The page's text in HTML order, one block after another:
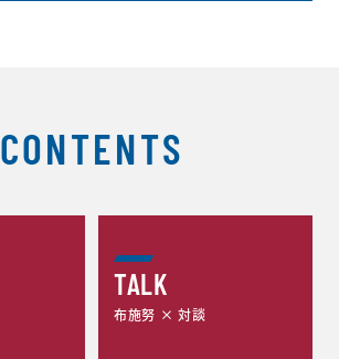
CONTENTS
TALK
布施努 × 対談